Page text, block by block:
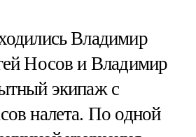
Владимир
Носов и Владимир
экипаж с
налета. По одной